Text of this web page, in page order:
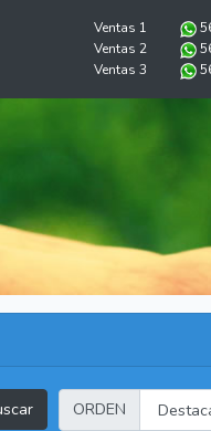
Ventas 1
Ventas 2
Ventas 3
ORDEN